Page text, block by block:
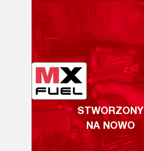
STWORZONY
NA NOWO